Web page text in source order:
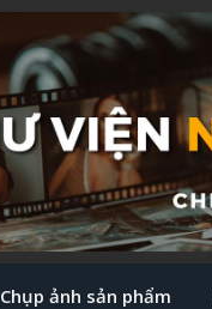
Chụp ảnh sản phẩm